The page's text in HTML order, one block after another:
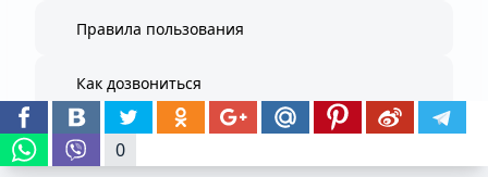
Правила пользования
Как дозвониться
0